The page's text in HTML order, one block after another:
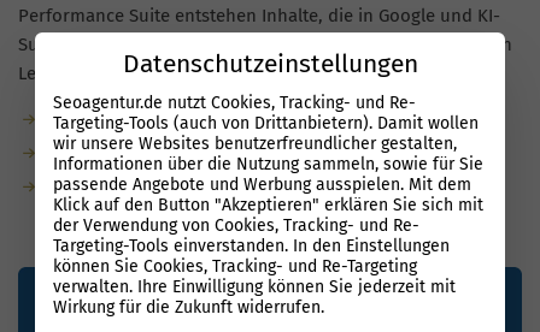
Performance Suite entstehen Inhalte, die in Google und KI-
Suchen schneller sichtbar werden, auch für Unternehmen in
Lennestadt.
Garantierte Textmenge durch unsere Redaktion
Bis zu 80 % weniger Aufwand dank KI
KI-optimiert durch natürliche Sprache, semantische
Relevanz und klare Struktur
Datenschutzeinstellungen
Seoagentur.de nutzt Cookies, Tracking- und Re-
Targeting-Tools (auch von Drittanbietern). Damit wollen
wir unsere Websites benutzerfreundlicher gestalten,
Informationen über die Nutzung sammeln, sowie für Sie
passende Angebote und Werbung ausspielen. Mit dem
Klick auf den Button "Akzeptieren" erklären Sie sich mit
der Verwendung von Cookies, Tracking- und Re-
Targeting-Tools einverstanden. In den Einstellungen
können Sie Cookies, Tracking- und Re-Targeting
verwalten. Ihre Einwilligung können Sie jederzeit mit
Wirkung für die Zukunft widerrufen.